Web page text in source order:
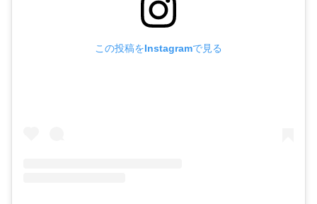
この投稿をInstagramで見る